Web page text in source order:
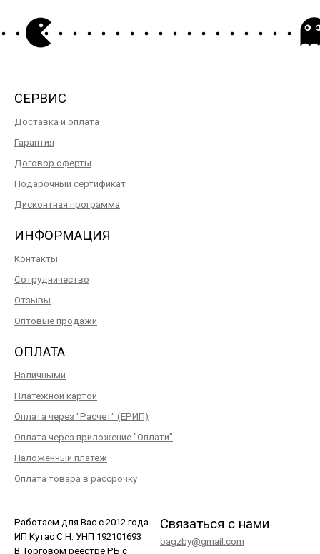
СЕРВИС
Доставка и оплата
Гарантия
Договор оферты
Подарочный сертификат
Дисконтная программа
ИНФОРМАЦИЯ
Контакты
Сотрудничество
Отзывы
Оптовые продажи
ОПЛАТА
Наличными
Платежной картой
Оплата через "Расчет" (ЕРИП)
Оплата через приложение "Оплати"
Наложенный платеж
Оплата товара в рассрочку
Работаем для Вас с 2012 года
ИП Кутас С.Н. УНП 192101693
В Торговом реестре РБ с
Связаться с нами
bagzby@gmail.com